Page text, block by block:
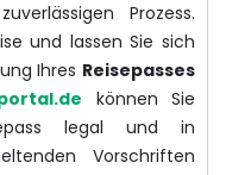
Prozess.
und lassen Sie sich
Ihres Reisepasses
können Sie
legal und in
Vorschriften